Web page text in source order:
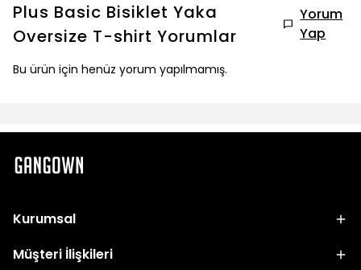
Plus Basic Bisiklet Yaka
Oversize T-shirt Yorumlar
Yorum
Yap
Bu ürün için henüz yorum yapılmamış.
Kurumsal
Müşteri İlişkileri